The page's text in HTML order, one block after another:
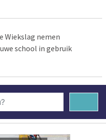
Wiekslag nemen
school in gebruik